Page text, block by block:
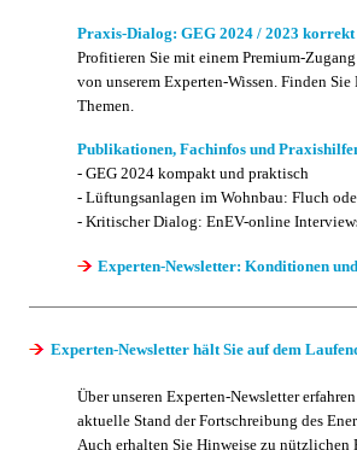
Praxis-Dialog: GEG 2024 / 2023 korrekt
Profitieren Sie mit einem Premium-
von unserem Experten-Wissen. Finden
Themen.
Publikationen, Fachinfos und
- GEG 2024 kompakt und praktisch
- Lüftungsanlagen im Wohnbau: Fluch
- Kritischer Dialog: EnEV-online
Experten-Newsletter: Konditionen
Experten-Newsletter hält Sie auf dem
Über unseren Experten-Newsletter
aktuelle Stand der Fortschreibung des
Auch erhalten Sie Hinweise zu nützlichen